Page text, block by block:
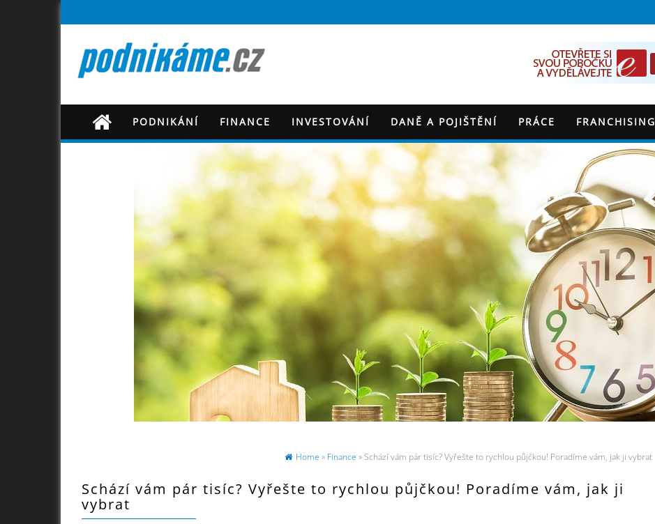
PODNIKÁNÍ FINANCE INVESTOVÁNÍ DANĚ A POJIŠTĚNÍ PRÁCE FRANCHISING
Home » Finance » Schází vám pár tisíc? Vyřešte to rychlou půjčkou! Poradíme vám, jak ji vybrat
Schází vám pár tisíc? Vyřešte to rychlou půjčkou! Poradíme vám, jak ji
vybrat